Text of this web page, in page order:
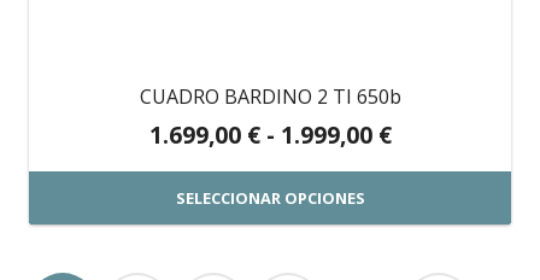
CUADRO BARDINO 2 TI 650b
1.699,00 € - 1.999,00 €Rango
de
desde
SELECCIONAR OPCIONES
producto